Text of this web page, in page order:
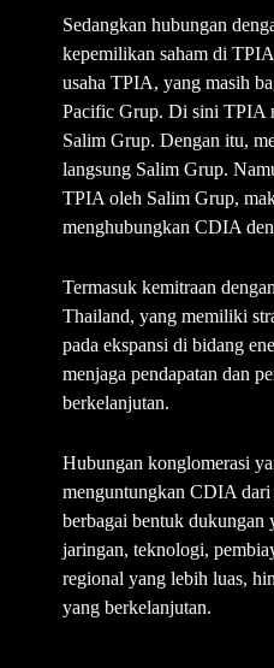
Sedangkan hubungan
kepemilikan saham di
usaha TPIA, yang masih
Pacific Grup. Di sini TPIA
Salim Grup. Dengan itu,
langsung Salim Grup.
TPIA oleh Salim Grup,
menghubungkan CDIA
Termasuk kemitraan
Thailand, yang memiliki
pada ekspansi di bidang
menjaga pendapatan dan
berkelanjutan.
Hubungan konglomerasi
menguntungkan CDIA dari
berbagai bentuk dukungan
jaringan, teknologi,
regional yang lebih luas,
yang berkelanjutan.